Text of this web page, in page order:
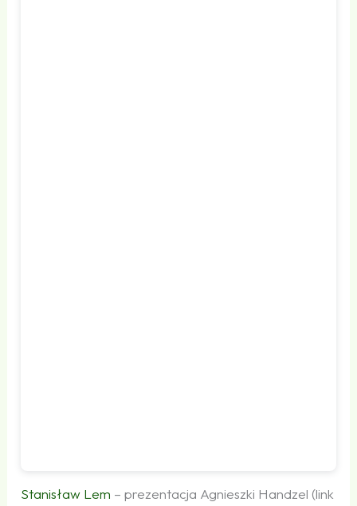
Stanisław Lem – prezentacja Agnieszki Handzel (link